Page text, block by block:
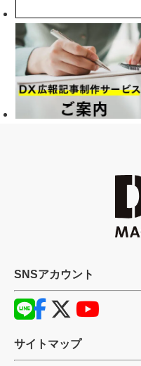
SNSアカウント
サイトマップ